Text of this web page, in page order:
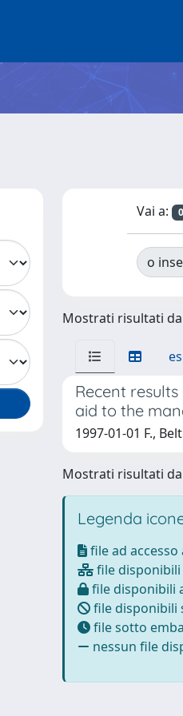
Vai a:
o
Mostrati risultati da
Recent
aid to the
1997-01-01 F.,
Mostrati risultati da
Legenda
file ad
file
file disponibili
file disponibili
file sotto
nessun file